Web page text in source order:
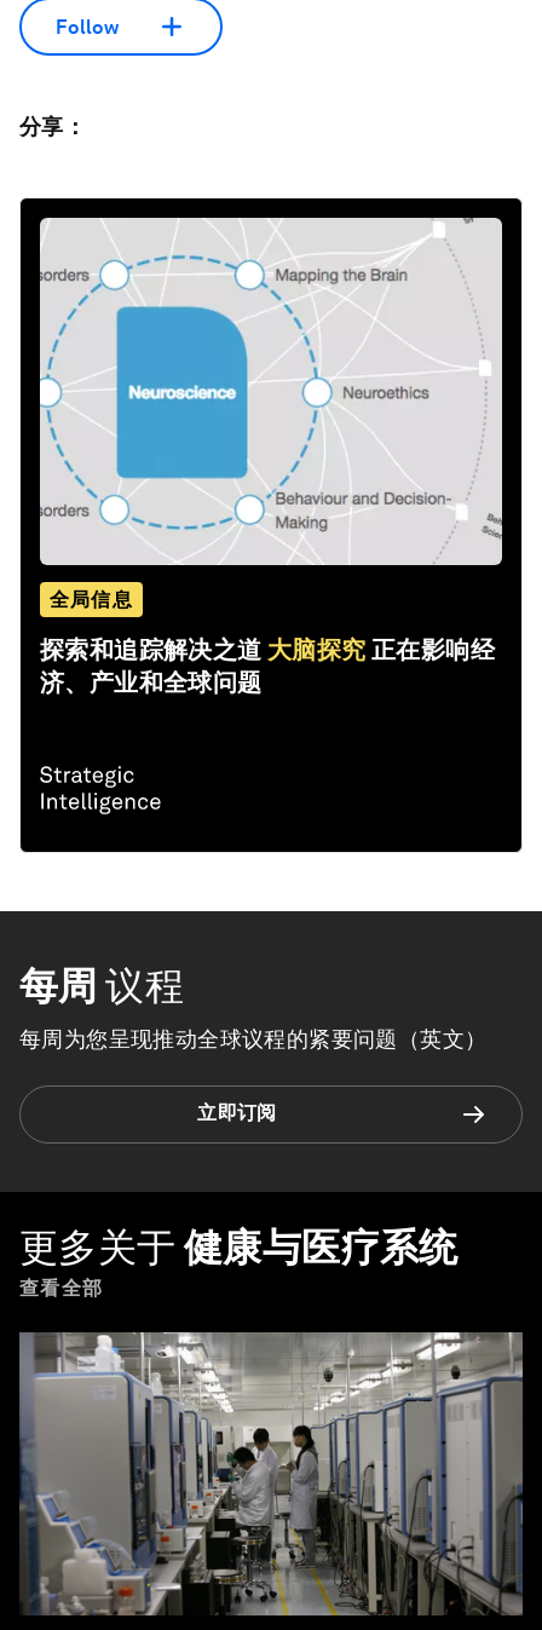
Follow
分享：
全局信息
探索和追踪解决之道 大脑探究 正在影响经
济、产业和全球问题
每周 议程
每周为您呈现推动全球议程的紧要问题（英文）
立即订阅
更多关于 健康与医疗系统
查看全部